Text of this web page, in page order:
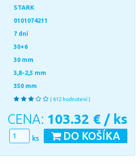
STARK
0101074211
7 dní
30+6
30 mm
3,8-2,5 mm
350 mm
( 612 hodnotení )
CENA: 103.32 € / ks
DO KOŠÍKA
ks